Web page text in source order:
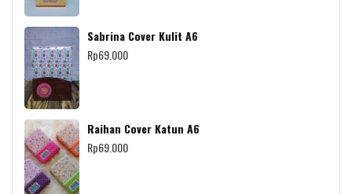
Sabrina Cover Kulit A6
Rp69.000
Raihan Cover Katun A6
Rp69.000